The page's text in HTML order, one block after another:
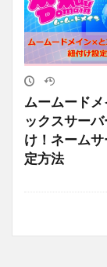
ムームード
ックスサー
け！ネーム
定方法